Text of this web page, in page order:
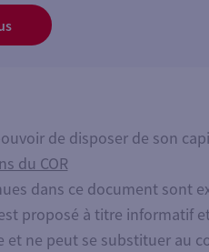
de disposer de son
du COR
dans ce document sont
proposé à titre informatif
et ne peut se substituer au